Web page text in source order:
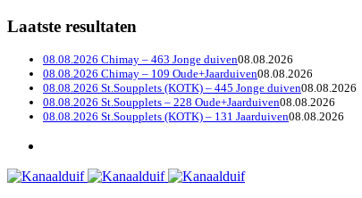
Laatste resultaten
08.08.2026 Chimay – 463 Jonge duiven08.08.2026
08.08.2026 Chimay – 109 Oude+Jaarduiven08.08.2026
08.08.2026 St.Soupplets (KOTK) – 445 Jonge duiven08.08.2026
08.08.2026 St.Soupplets – 228 Oude+Jaarduiven08.08.2026
08.08.2026 St.Soupplets (KOTK) – 131 Jaarduiven08.08.2026